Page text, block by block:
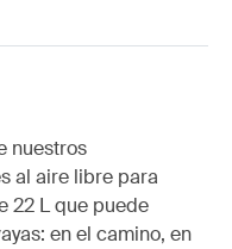
nuestros
al aire libre para
22 L que puede
en el camino, en